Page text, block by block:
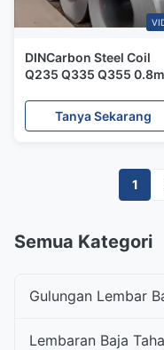
DINCarbon Steel Coil
Q235 Q335 Q355
Bangunan
Tanya Sekarang
1
Semua Kategori
Gulungan Lembar
Lembaran Baja